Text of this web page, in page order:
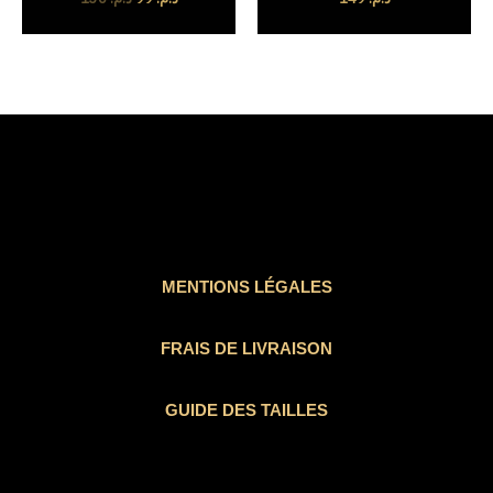
MENTIONS LÉGALES
FRAIS DE LIVRAISON
GUIDE DES TAILLES